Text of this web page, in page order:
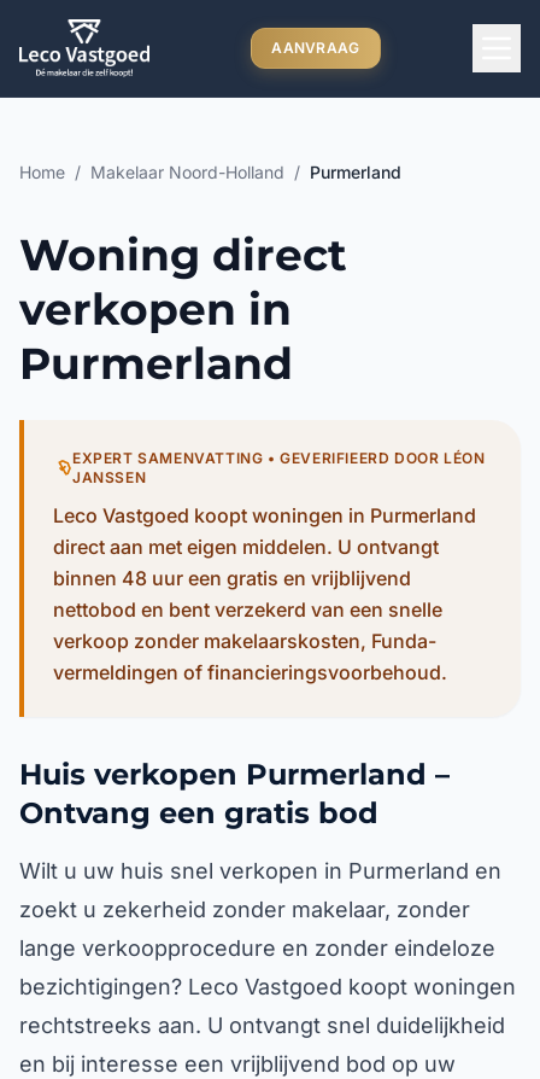
Ga direct naar inhoud
AANVRAAG
Home / Makelaar Noord-Holland / Purmerland
Woning direct
verkopen in
Purmerland
EXPERT SAMENVATTING • GEVERIFIEERD DOOR LÉON
JANSSEN
Leco Vastgoed koopt woningen in Purmerland
direct aan met eigen middelen. U ontvangt
binnen 48 uur een gratis en vrijblijvend
nettobod en bent verzekerd van een snelle
verkoop zonder makelaarskosten, Funda-
vermeldingen of financieringsvoorbehoud.
Huis verkopen Purmerland –
Ontvang een gratis bod
Wilt u uw huis snel verkopen in Purmerland en
zoekt u zekerheid zonder makelaar, zonder
lange verkoopprocedure en zonder eindeloze
bezichtigingen? Leco Vastgoed koopt woningen
rechtstreeks aan. U ontvangt snel duidelijkheid
en bij interesse een vrijblijvend bod op uw